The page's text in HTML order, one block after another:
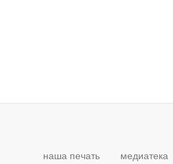
наша печать
медиатека